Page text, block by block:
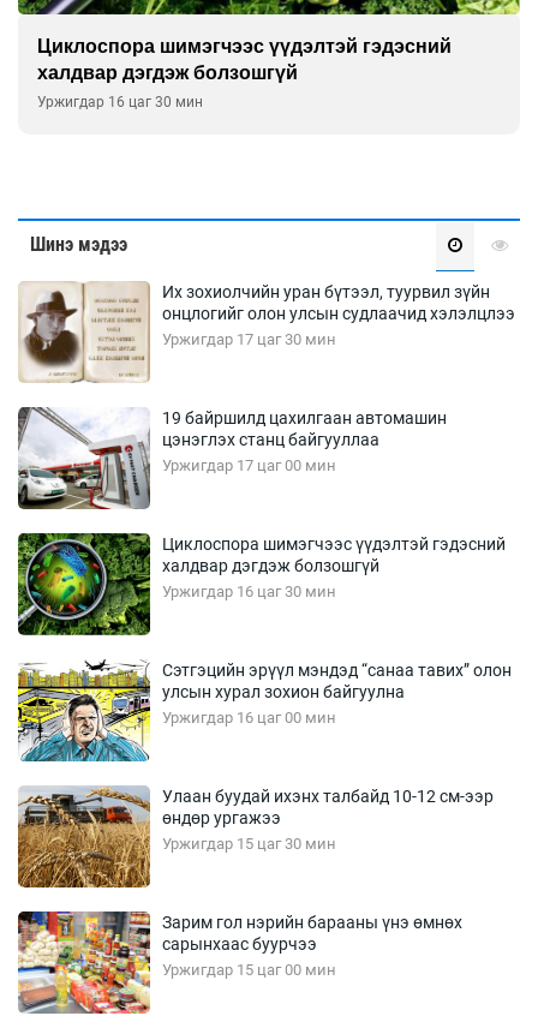
Сэтгэцийн эрүүл мэндэд “санаа тавих” олон
улсын хурал зохион байгуулна
Уржигдар 16 цаг 00 мин
Шинэ мэдээ
Их зохиолчийн уран бүтээл, туурвил зүйн
онцлогийг олон улсын судлаачид хэлэлцлээ
Уржигдар 17 цаг 30 мин
19 байршилд цахилгаан автомашин
цэнэглэх станц байгууллаа
Уржигдар 17 цаг 00 мин
Циклоспора шимэгчээс үүдэлтэй гэдэсний
халдвар дэгдэж болзошгүй
Уржигдар 16 цаг 30 мин
Сэтгэцийн эрүүл мэндэд “санаа тавих” олон
улсын хурал зохион байгуулна
Уржигдар 16 цаг 00 мин
Улаан буудай ихэнх талбайд 10-12 см-ээр
өндөр ургажээ
Уржигдар 15 цаг 30 мин
Зарим гол нэрийн барааны үнэ өмнөх
сарынхаас буурчээ
Уржигдар 15 цаг 00 мин